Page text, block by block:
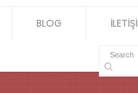
BLOG